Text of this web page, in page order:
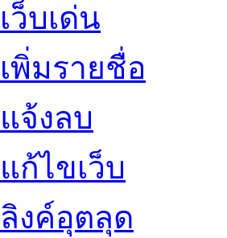
เว็บเด่น
เพิ่มรายชื่อ
แจ้งลบ
แก้ไขเว็บ
ลิงค์อุตลุด